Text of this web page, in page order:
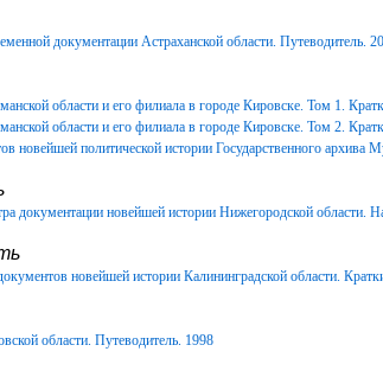
документации Астраханской области. Путеводитель.
области и его филиала в городе Кировске. Том 1.
области и его филиала в городе Кировске. Том 2.
новейшей политической истории Государственного архива
документации новейшей истории Нижегородской области.
новейшей истории Калининградской области.
области. Путеводитель. 1998